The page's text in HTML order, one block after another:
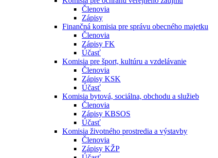
Členovia
Zápisy
Finančná komisia pre správu obecného majetku
Členovia
Zápisy FK
Účasť
Komisia pre šport, kultúru a vzdelávanie
Členovia
Zápisy KSK
Účasť
Komisia bytová, sociálna, obchodu a služieb
Členovia
Zápisy KBSOS
Účasť
Komisia životného prostredia a výstavby
Členovia
Zápisy KŽP